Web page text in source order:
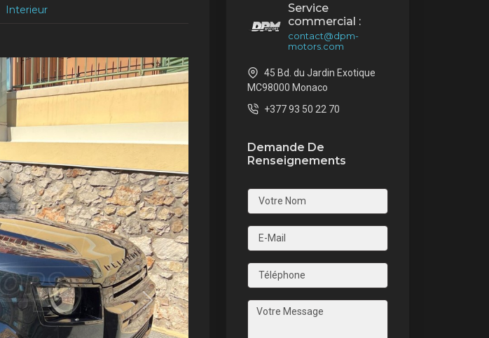
Interieur
Suivant
Service
commercial :
contact@dpm-
motors.com
45 Bd. du Jardin Exotique
MC98000 Monaco
+377 93 50 22 70
Demande De
Renseignements